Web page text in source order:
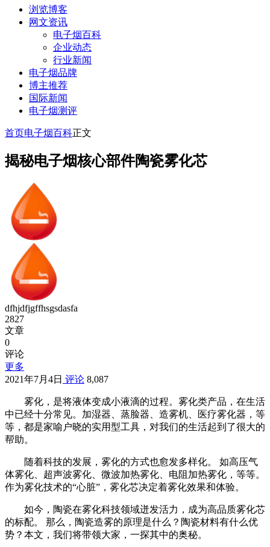
浏览博客
网文资讯
电子烟百科
企业动态
行业新闻
电子烟品牌
博主推荐
国际新闻
电子烟测评
首页电子烟百科正文
揭秘电子烟核心部件陶瓷雾化芯
dfhjdfjgffhsgsdasfa
2827
文章
0
评论
更多
2021年7月4日 评论 8,087
雾化，是将液体变成小液滴的过程。雾化类产品，在生活
中已经十分常见。加湿器、蒸脸器、造雾机、医疗雾化器，等
等，都是家喻户晓的实用型工具，对我们的生活起到了很大的
帮助。
随着科技的发展，雾化的方式也愈发多样化。 如高压气
体雾化、超声波雾化、微波加热雾化、电阻加热雾化，等等。
作为雾化技术的“心脏”，雾化芯决定着雾化效果和体验。
如今，陶瓷在雾化科技领域迸发活力，成为高品质雾化芯
的标配。 那么，陶瓷造雾的原理是什么？陶瓷材料有什么优
势？本文，我们将带领大家，一探其中的奥秘。